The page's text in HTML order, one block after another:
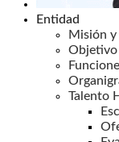
Entidad
Misión y
Objetivo
Talento